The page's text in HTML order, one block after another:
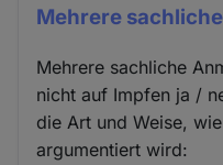
Mehrere
Mehrere sachliche
nicht auf Impfen ja /
die Art und Weise,
argumentiert wird: